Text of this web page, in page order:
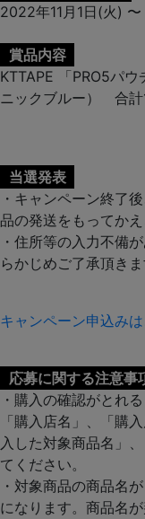
2022年11月1日(火)
賞品内容
KTTAPE 「PRO5パ
ニックブルー） 合
当選発表
・キャンペーン終了
品の発送をもってか
・住所等の入力不備
らかじめご了承頂き
キャンペーン申込み
応募に関する注意事
・購入の確認がとれ
「購入店名」、「購
入した対象商品名」
てください。
・対象商品の商品名
になります。商品名